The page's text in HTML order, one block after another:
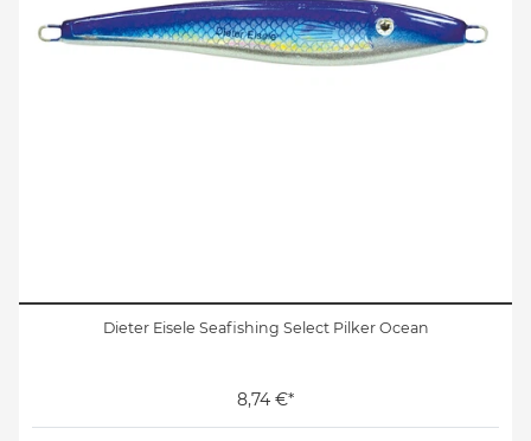
Dieter Eisele Seafishing Select Pilker Ocean
8,74 €*